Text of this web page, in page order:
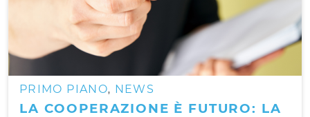
PRIMO PIANO, NEWS
LA COOPERAZIONE È FUTURO: LA